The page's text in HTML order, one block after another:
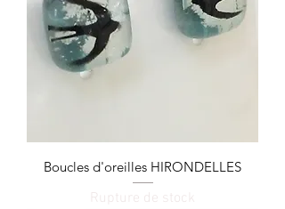
Boucles d'oreilles HIRONDELLES
Rupture de stock